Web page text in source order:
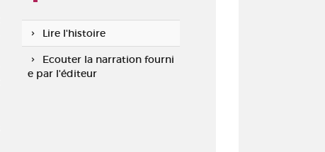
Lire l'histoire
Ecouter la narration fourni
e par l'éditeur